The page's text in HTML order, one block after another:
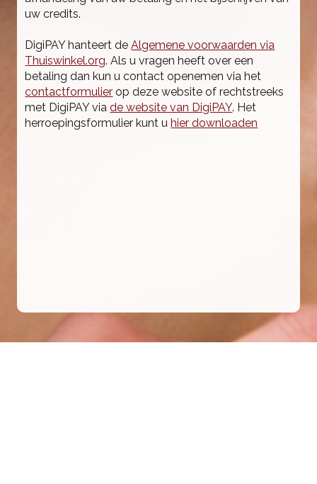
uw credits.
DigiPAY hanteert deAlgemene voorwaarden via
Thuiswinkel.org. Als u vragen heeft over een
betaling dan kun u contact openemen via het
contactformulier op deze website of rechtstreeks
met DigiPAY viade website van DigiPAY. Het
herroepingsformulier kunt uhier downloaden